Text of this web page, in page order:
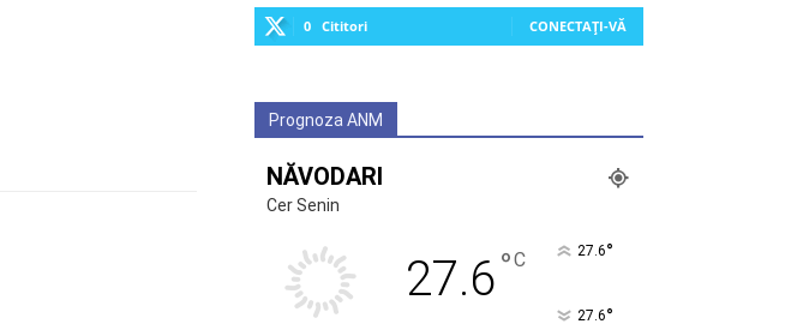
0 Cititori CONECTAȚI-VĂ
Prognoza ANM
NĂVODARI
Cer Senin
27.6°C 27.6°
27.6°